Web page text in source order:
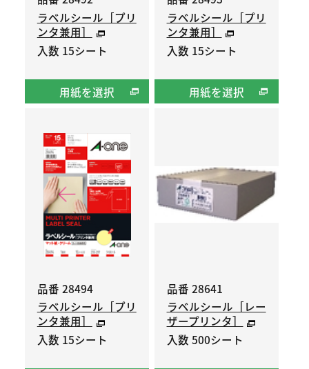
ラベルシール［プリ
ンタ兼用］
入数 15シート
用紙を選択
ラベルシール［プリ
ンタ兼用］
入数 15シート
用紙を選択
品番 28494
ラベルシール［プリ
ンタ兼用］
入数 15シート
品番 28641
ラベルシール［レー
ザープリンタ］
入数 500シート